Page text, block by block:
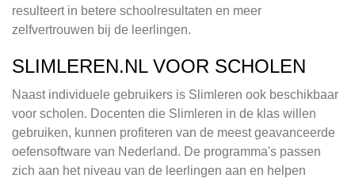
resulteert in betere schoolresultaten en meer
zelfvertrouwen bij de leerlingen.
SLIMLEREN.NL VOOR SCHOLEN
Naast individuele gebruikers is Slimleren ook beschikbaar
voor scholen. Docenten die Slimleren in de klas willen
gebruiken, kunnen profiteren van de meest geavanceerde
oefensoftware van Nederland. De programma's passen
zich aan het niveau van de leerlingen aan en helpen